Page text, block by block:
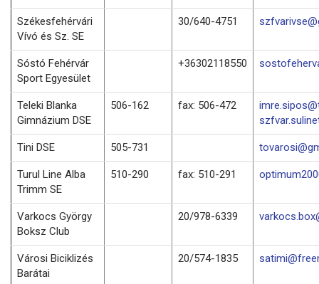
Székesfehérvári
Vívó és Sz. SE
30/640-4751
Sóstó Fehérvár
Sport Egyesület
+36302118550
Teleki Blanka
Gimnázium DSE
506-162 fax: 506-472
Tini DSE 505-731
Turul Line Alba
Trimm SE
510-290 fax: 510-291
Varkocs György
Boksz Club
20/978-6339
Városi Biciklizés
Barátai
20/574-1835